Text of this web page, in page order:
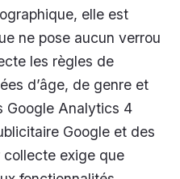
elle est
ne pose aucun verrou
les règles de
d’âge, de genre et
Google Analytics 4
Google et des
collecte exige que